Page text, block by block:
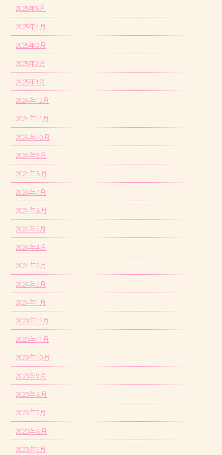
2025年5月
2025年4月
2025年3月
2025年2月
2025年1月
2024年12月
2024年11月
2024年10月
2024年9月
2024年8月
2024年7月
2024年6月
2024年5月
2024年4月
2024年3月
2024年2月
2024年1月
2023年12月
2023年11月
2023年10月
2023年9月
2023年8月
2023年7月
2023年6月
2023年5月